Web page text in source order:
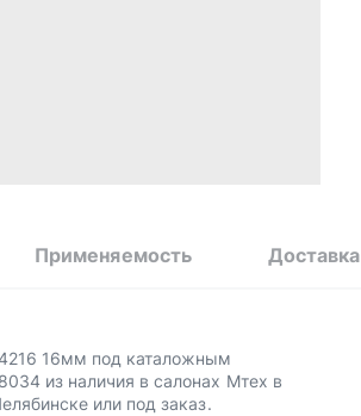
Применяемость Доставка
16мм под каталожным
из наличия в салонах Мтех в
или под заказ.